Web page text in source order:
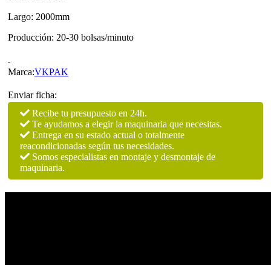
Largo: 2000mm
Producción: 20-30 bolsas/minuto
Marca:VKPAK
Enviar ficha:
Recibe tu presupuesto en 24h.
Te ayudamos a elegir la maquinaria que necesitas.
Entrega en su estado actual o totalmente
reacondicionadas según tus necesidades.
Somos especialistas en montaje y desmontaje de
maquinaria.